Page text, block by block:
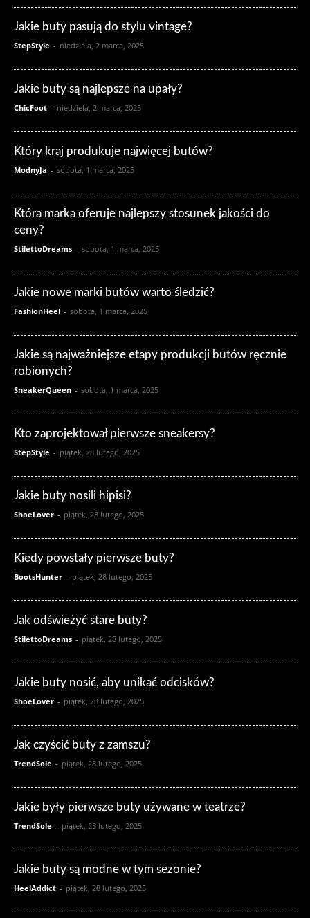
Jakie buty pasują do stylu vintage?
StepStyle - niedziela, 2 marca, 2025
Jakie buty są najlepsze na upały?
ChicFoot - niedziela, 2 marca, 2025
Który kraj produkuje najwięcej butów?
ModnyJa - sobota, 1 marca, 2025
Która marka oferuje najlepszy stosunek jakości do
ceny?
StilettoDreams - sobota, 1 marca, 2025
Jakie nowe marki butów warto śledzić?
FashionHeel - sobota, 1 marca, 2025
Jakie są najważniejsze etapy produkcji butów ręcznie
robionych?
SneakerQueen - sobota, 1 marca, 2025
Kto zaprojektował pierwsze sneakersy?
StepStyle - piątek, 28 lutego, 2025
Jakie buty nosili hipisi?
ShoeLover - piątek, 28 lutego, 2025
Kiedy powstały pierwsze buty?
BootsHunter - piątek, 28 lutego, 2025
Jak odświeżyć stare buty?
StilettoDreams - piątek, 28 lutego, 2025
Jakie buty nosić, aby unikać odcisków?
ShoeLover - piątek, 28 lutego, 2025
Jak czyścić buty z zamszu?
TrendSole - piątek, 28 lutego, 2025
Jakie były pierwsze buty używane w teatrze?
TrendSole - piątek, 28 lutego, 2025
Jakie buty są modne w tym sezonie?
HeelAddict - piątek, 28 lutego, 2025